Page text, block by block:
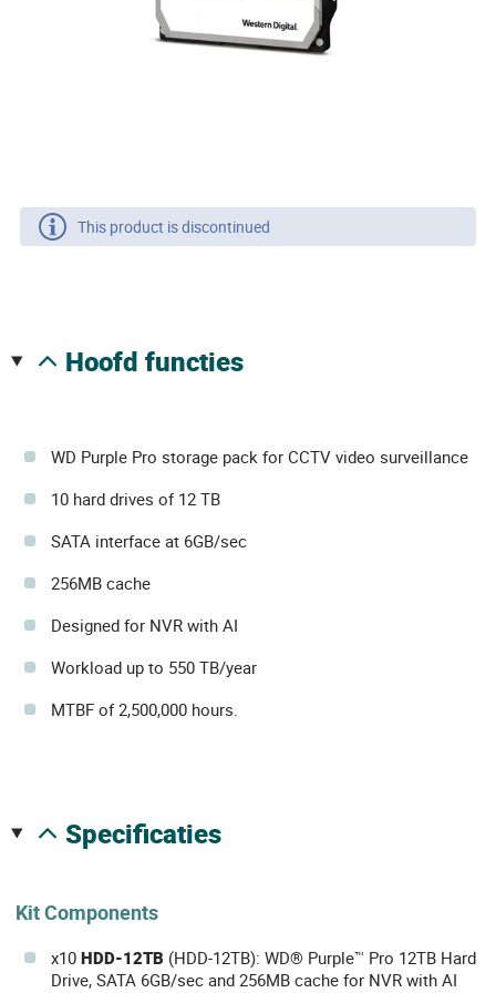
This product is discontinued
hoofd functies
WD Purple Pro storage pack for CCTV video surveillance
10 hard drives of 12 TB
SATA interface at 6GB/sec
256MB cache
Designed for NVR with AI
Workload up to 550 TB/year
MTBF of 2,500,000 hours.
specificaties
Kit Components
x10 HDD-12TB (HDD-12TB): WD® Purple™ Pro 12TB Hard
Drive, SATA 6GB/sec and 256MB cache for NVR with AI